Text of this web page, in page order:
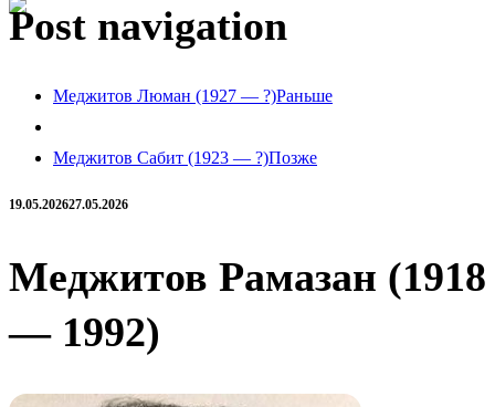
Post navigation
Меджитов Люман (1927 — ?)Раньше
Меджитов Сабит (1923 — ?)Позже
19.05.202627.05.2026
Меджитов Рамазан (1918
— 1992)